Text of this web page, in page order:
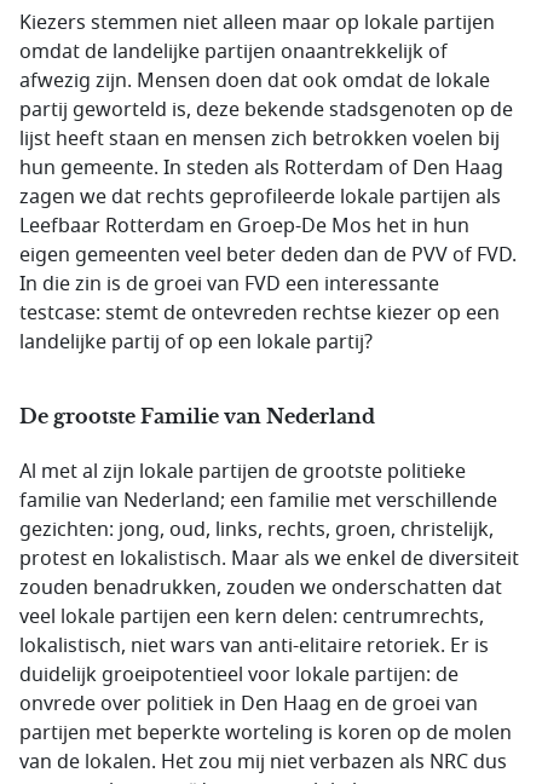
Kiezers stemmen niet alleen maar op lokale partijen
omdat de landelijke partijen onaantrekkelijk of
afwezig zijn. Mensen doen dat ook omdat de lokale
partij geworteld is, deze bekende stadsgenoten op de
lijst heeft staan en mensen zich betrokken voelen bij
hun gemeente. In steden als Rotterdam of Den Haag
zagen we dat rechts geprofileerde lokale partijen als
Leefbaar Rotterdam en Groep-De Mos het in hun
eigen gemeenten veel beter deden dan de PVV of FVD.
In die zin is de groei van FVD een interessante
testcase: stemt de ontevreden rechtse kiezer op een
landelijke partij of op een lokale partij?
De grootste Familie van Nederland
Al met al zijn lokale partijen de grootste politieke
familie van Nederland; een familie met verschillende
gezichten: jong, oud, links, rechts, groen, christelijk,
protest en lokalistisch. Maar als we enkel de diversiteit
zouden benadrukken, zouden we onderschatten dat
veel lokale partijen een kern delen: centrumrechts,
lokalistisch, niet wars van anti-elitaire retoriek. Er is
duidelijk groeipotentieel voor lokale partijen: de
onvrede over politiek in Den Haag en de groei van
partijen met beperkte worteling is koren op de molen
van de lokalen. Het zou mij niet verbazen als NRC dus